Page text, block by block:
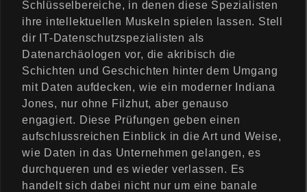
Schlüsselbereiche, in denen diese Spezialisten
ihre intellektuellen Muskeln spielen lassen. Stell
dir IT-Datenschutzspezialisten als
Datenarchäologen vor, die akribisch die
Schichten und Geschichten hinter dem Umgang
mit Daten aufdecken, wie ein moderner Indiana
Jones, nur ohne Filzhut, aber genauso
engagiert. Diese Prüfungen geben einen
aufschlussreichen Einblick in die Art und Weise,
wie Daten in das Unternehmen gelangen, es
durchqueren und es wieder verlassen. Es
handelt sich dabei nicht nur um eine banale